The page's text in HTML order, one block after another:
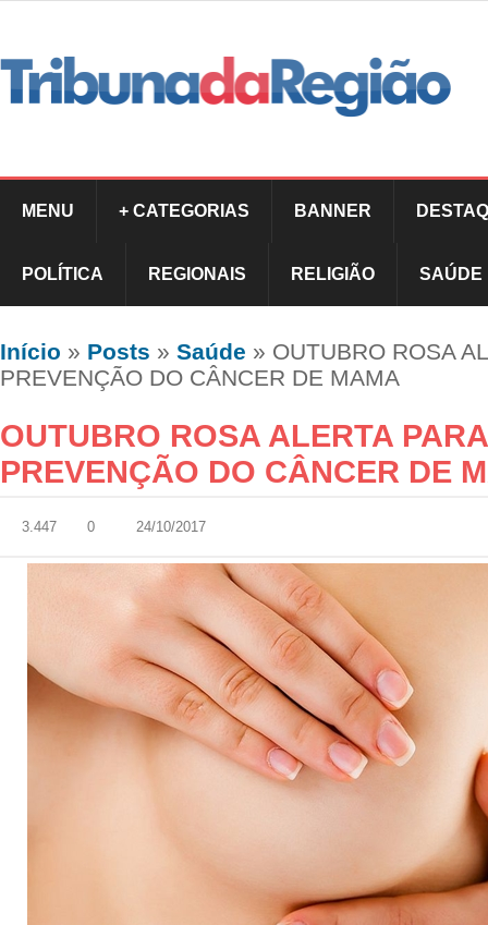
MENU + CATEGORIAS BANNER
POLÍTICA REGIONAIS RELIGIÃO SAÚDE
Início » Posts » Saúde » OUTUBRO ROSA
PREVENÇÃO DO CÂNCER DE MAMA
OUTUBRO ROSA ALERTA
PREVENÇÃO DO CÂNCER DE
3.447 0 24/10/2017